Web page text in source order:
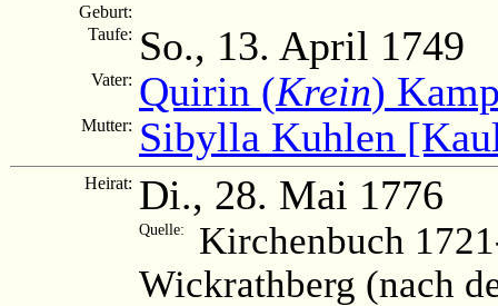
Geburt:
Taufe: So., 13. April 1749
Vater: Quirin (Krein)
Mutter: Sibylla Kuhlen
Heirat: Di., 28. Mai 1776
Quelle:
Kirchenbuch
Wickrathberg (nach